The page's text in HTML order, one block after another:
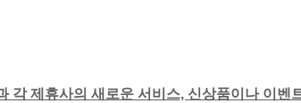
제휴사의 새로운 서비스, 신상품이나 이